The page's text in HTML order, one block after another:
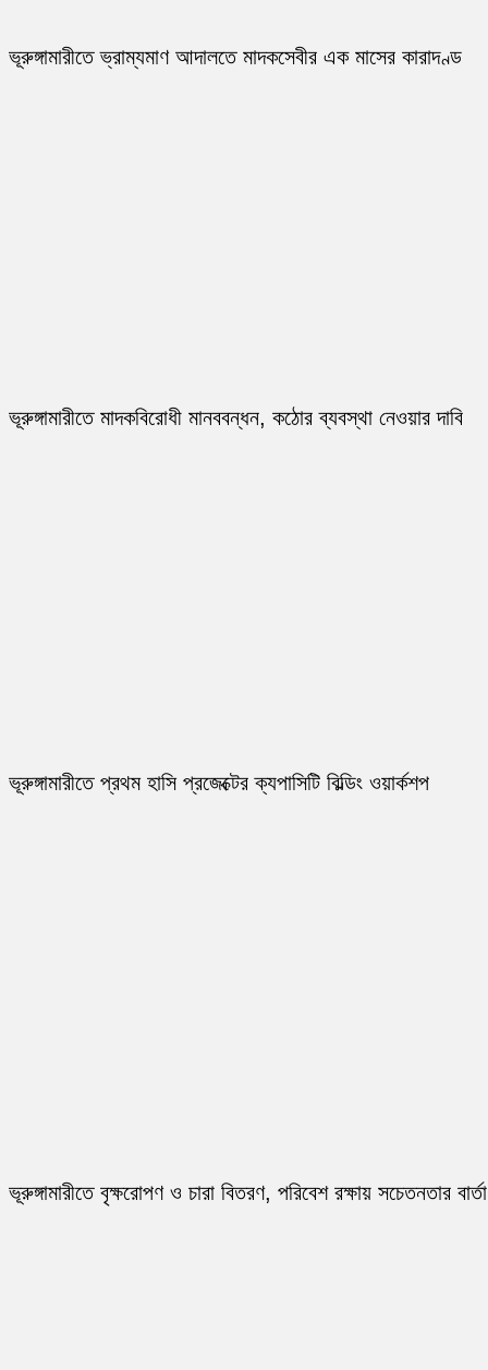
ভূরুঙ্গামারীতে ভ্রাম্যমাণ আদালতে মাদকসেবীর এক মাসের কারাদণ্ড
ভূরুঙ্গামারীতে মাদকবিরোধী মানববন্ধন, কঠোর ব্যবস্থা নেওয়ার দাবি
ভূরুঙ্গামারীতে প্রথম হাসি প্রজেক্টের ক্যপাসিটি বিল্ডিং ওয়ার্কশপ
ভূরুঙ্গামারীতে বৃক্ষরোপণ ও চারা বিতরণ, পরিবেশ রক্ষায় সচেতনতার বার্তা